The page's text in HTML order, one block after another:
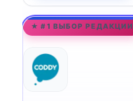
★ #1 ВЫБОР РЕДАКЦИИ